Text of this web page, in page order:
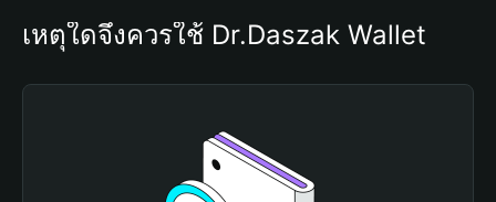
เหตุใดจึงควรใช้ Dr.Daszak Wallet